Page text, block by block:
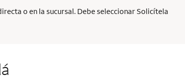
o en la sucursal. Debe seleccionar Solicítela